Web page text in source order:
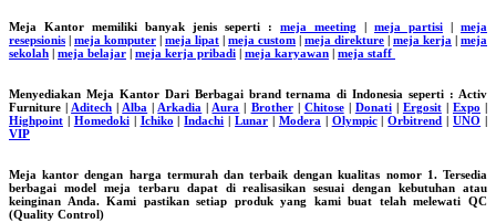
Meja Kantor memiliki banyak jenis seperti : meja meeting meja partisi
meja
resepsionis
meja komputer meja lipat meja custom meja direkture meja kerja
meja
sekolah
meja belajar meja kerja pribadi meja karyawan meja staff
Menyediakan Meja Kantor Dari Berbagai brand ternama di Indonesia seperti : Activ
Furniture |Aditech |Alba |Arkadia |Aura Brother| Chitose| Donati| Ergosit| Expo
Highpoint
Homedoki| Ichiko |Indachi |Lunar Modera| Olympic|Orbitrend |UNO
VIP
Meja kantor dengan harga termurah dan terbaik dengan kualitas nomor 1. Tersedia
berbagai model meja terbaru dapat di realisasikan sesuai dengan kebutuhan atau
keinginan Anda. Kami pastikan setiap produk yang kami buat telah melewati QC
(Quality Control)